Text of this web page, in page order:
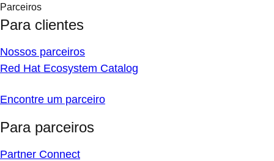
Parceiros
Para clientes
Nossos parceiros
Red Hat Ecosystem Catalog
Encontre um parceiro
Para parceiros
Partner Connect